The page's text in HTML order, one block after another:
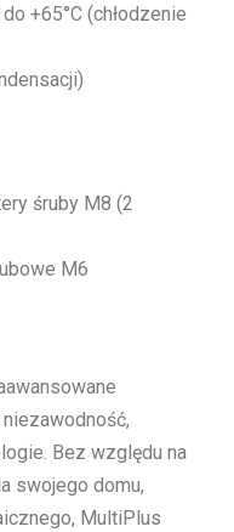
+65°C (chłodzenie
śruby M8 (2
M6
Bez względu na
swojego domu,
MultiPlus